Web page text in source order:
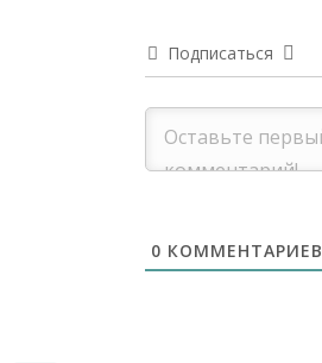
Подписаться
0 КОММЕНТАРИЕВ